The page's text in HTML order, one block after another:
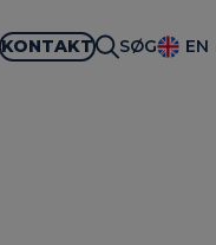
KONTAKT SØG EN